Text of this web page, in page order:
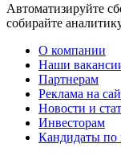
Автоматизируйте
собирайте
О компании
Наши
Партнерам
Реклама на
Новости и
Инвесторам
Кандидаты по